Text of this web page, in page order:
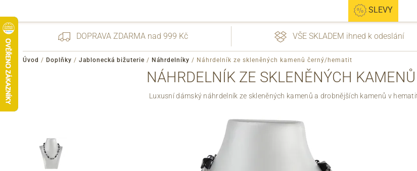
SLEVY
DOPRAVA ZDARMA nad 999 Kč VŠE SKLADEM ihned k odeslání
Úvod / Doplňky / Jablonecká bižuterie / Náhrdelníky / Náhrdelník ze skleněných kamenů černý/hematit
NÁHRDELNÍK ZE SKLENĚNÝCH
Luxusní dámský náhrdelník ze skleněných kamenů a drobnějších kamenů v